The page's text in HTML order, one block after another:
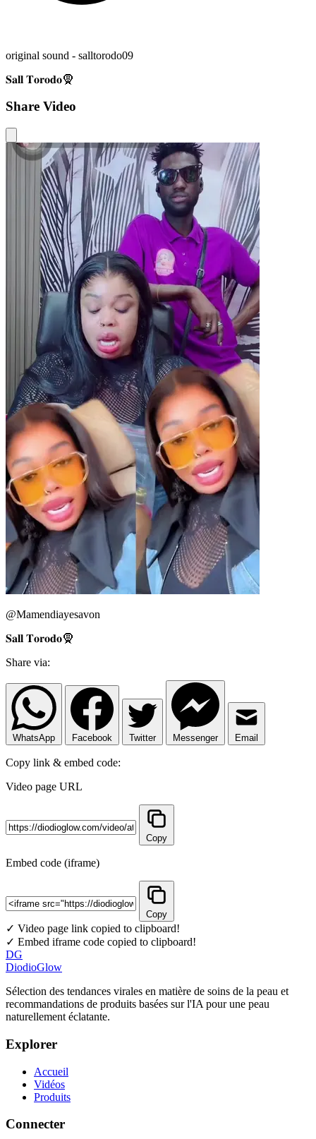
original sound - salltorodo09
𝐒𝐚𝐥𝐥 𝐓𝐨𝐫𝐨𝐝𝐨🧕
Share Video
@Mamendiayesavon
𝐒𝐚𝐥𝐥 𝐓𝐨𝐫𝐨𝐝𝐨🧕
Share via:
WhatsApp Facebook Twitter Messenger Email
Copy link & embed code:
Video page URL
Copy
Embed code (iframe)
Copy
✓ Video page link copied to clipboard!
✓ Embed iframe code copied to clipboard!
DG
DiodioGlow
Sélection des tendances virales en matière de soins de la peau et
recommandations de produits basées sur l'IA pour une peau
naturellement éclatante.
Explorer
Accueil
Vidéos
Produits
Connecter